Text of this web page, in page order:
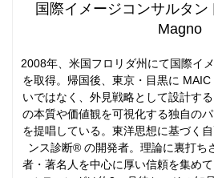
国際イメージコンサルタ
Magno
2008年、米国フロリダ州にて国際イ
を取得。帰国後、東京・目黒に
いではなく、外見戦略として設計す
の本質や価値観を可視化する独自の
を提唱している。東洋思想に基づく
ンス診断® の開発者。理論に裏打ち
者・著名人を中心に厚い信頼を集め